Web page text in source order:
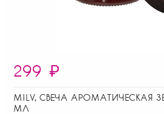
299 ₽
MILV, СВЕЧА АРОМАТИЧЕСКАЯ
МЛ